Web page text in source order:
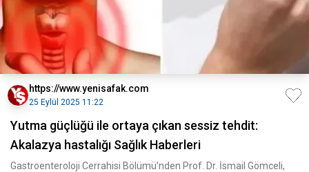
https://www.yenisafak.com
25 Eylül 2025 11:22
Yutma güçlüğü ile ortaya çıkan sessiz tehdit:
Akalazya hastalığı Sağlık Haberleri
Gastroenteroloji Cerrahisi Bölümü’nden Prof. Dr. İsmail Gömceli,